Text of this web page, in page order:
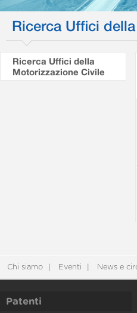
Ricerca Uffici
Ricerca Uffici della
Motorizzazione Civile
Chi siamo Eventi News e
Patenti